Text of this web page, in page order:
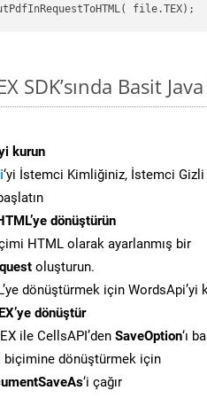
SDK’sında Basit
kurun
‘yi İstemci Kimliğiniz, İstemci Gizli
dönüştürün
HTML olarak ayarlanmış bir
oluşturun.
dönüştürmek için WordsApi’yi
dönüştür
ile CellsAPI’den SaveOption‘ı
biçimine dönüştürmek için
‘i çağır